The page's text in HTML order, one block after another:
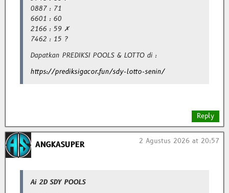
0887 : 71
6601 : 60
2166 : 59 ✗
7462 : 15 ?
Dapatkan PREDIKSI POOLS & LOTTO di :
https://prediksigacor.fun/sdy-lotto-senin/
Reply
ANGKASUPER 2 Agustus 2026 at 20:57
Ai 2D SDY POOLS